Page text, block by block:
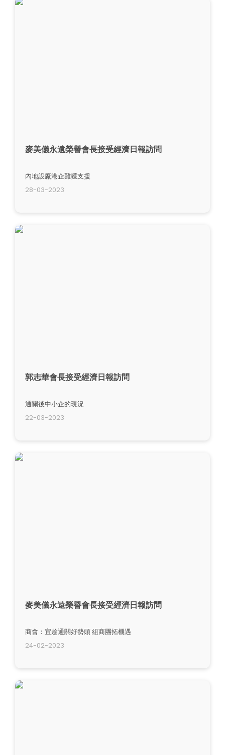
麥美儀永遠榮譽會長接受經濟日報訪問
內地設廠港企難獲支援
28-03-2023
郭志華會長接受經濟日報訪問
通關後中小企的現況
22-03-2023
麥美儀永遠榮譽會長接受經濟日報訪問
商會：宜趁通關好勢頭 組商團拓機遇
24-02-2023